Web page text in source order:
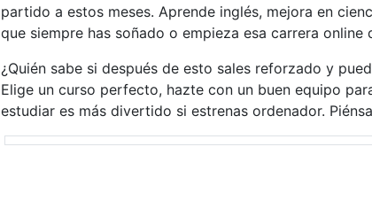
partido a estos meses. Aprende inglés, mejora en
que siempre has soñado o empieza esa carrera online
¿Quién sabe si después de esto sales reforzado y
Elige un curso perfecto, hazte con un buen equipo
estudiar es más divertido si estrenas ordenador.